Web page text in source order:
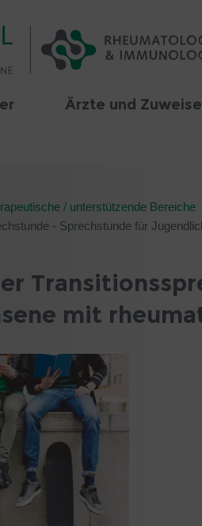
Ärzte und
/ unterstützende Bereiche
- Sprechstunde für
mit